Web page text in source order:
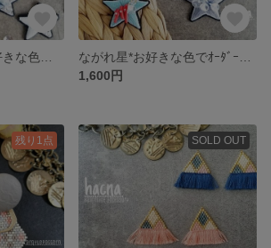
1,600円
残り1点 SOLD OUT